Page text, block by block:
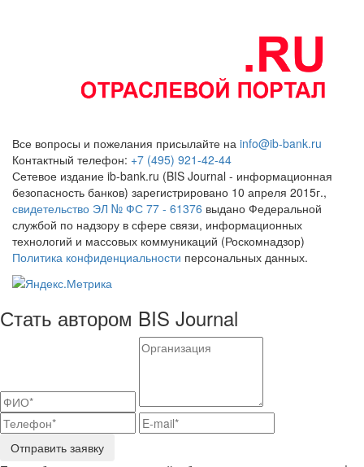
Все вопросы и пожелания присылайте на info@ib-bank.ru
Контактный телефон: +7 (495) 921-42-44
Сетевое издание ib-bank.ru (BIS Journal - информационная
безопасность банков) зарегистрировано 10 апреля 2015г.,
свидетельство ЭЛ № ФС 77 - 61376 выдано Федеральной
службой по надзору в сфере связи, информационных
технологий и массовых коммуникаций (Роскомнадзор)
Политика конфиденциальности персональных данных.
Стать автором BIS Journal
Отправить заявку